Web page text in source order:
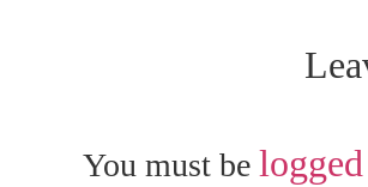
You must be